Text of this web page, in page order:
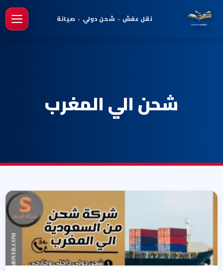
نقل عفش • شحن دولي • صيانة
شحن الي المغرب